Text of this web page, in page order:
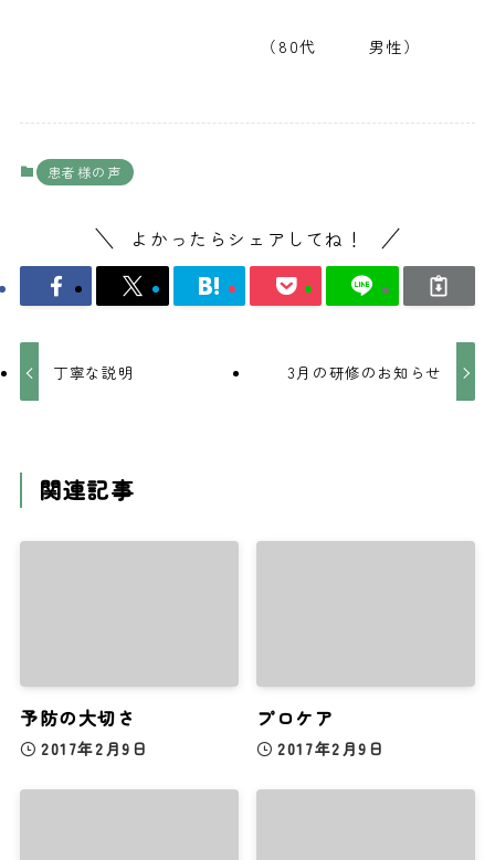
（80代 男性）
患者様の声
よかったらシェアしてね！
丁寧な説明 3月の研修のお知らせ
関連記事
予防の大切さ
2017年2月9日
プロケア
2017年2月9日